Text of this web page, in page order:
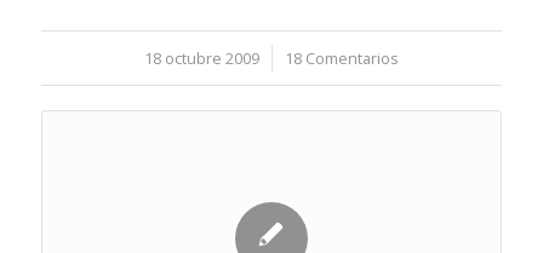
18 octubre 2009
/ 18 Comentarios